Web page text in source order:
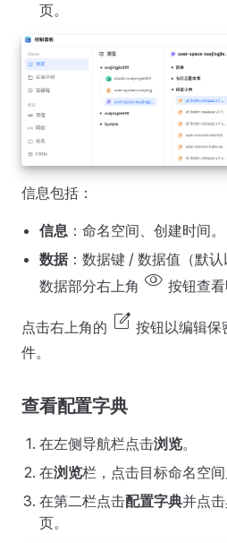
页。
信息包括：
信息 ：命名空间、创建时间。
数据：数据键 / 数据值（默
数据部分右上角 visibility 按钮查看
点击右上角的 edit_square 按钮以编辑保
件。
查看配置字典
在左侧导航栏点击浏览。
在浏览栏，点击目标命名空间
在第二栏点击配置字典并点
页。